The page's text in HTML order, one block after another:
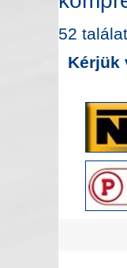
52 találat
Kérjük